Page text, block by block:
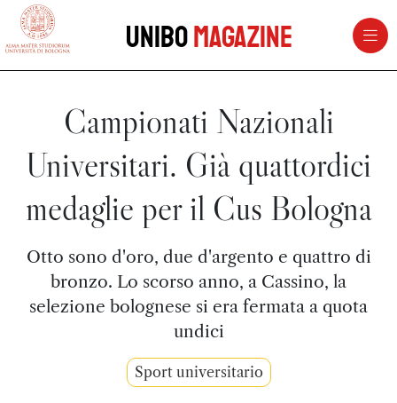
vai al contenuto della pagina
UniboMagazine
Campionati Nazionali
Universitari. Già quattordici
medaglie per il Cus Bologna
Otto sono d'oro, due d'argento e quattro di
bronzo. Lo scorso anno, a Cassino, la
selezione bolognese si era fermata a quota
undici
Sport universitario